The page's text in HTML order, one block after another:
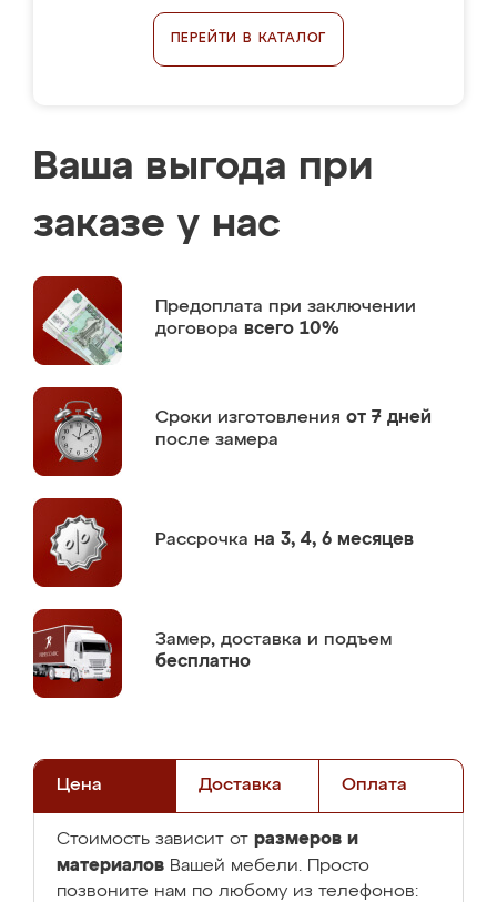
ПЕРЕЙТИ В КАТАЛОГ
Ваша выгода при
заказе у нас
Предоплата при заключении
договора всего 10%
Сроки изготовления от 7 дней
после замера
Рассрочка на 3, 4, 6 месяцев
Замер, доставка и подъем
бесплатно
Цена Доставка Оплата
Стоимость зависит от размеров и
материалов Вашей мебели. Просто
позвоните нам по любому из телефонов: